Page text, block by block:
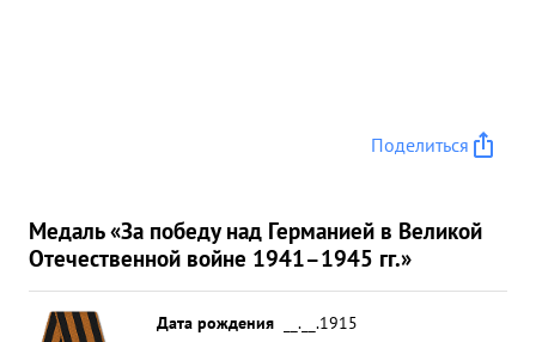
Поделиться
Медаль «За победу над Германией в Великой
Отечественной войне 1941–1945 гг.»
Дата рождения
__.__.1915